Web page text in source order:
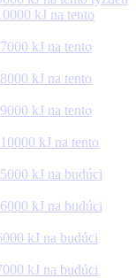
kJ na tento
kJ na tento
kJ na tento
kJ na tento
kJ na tento
kJ na budúci
kJ na budúci
kJ na budúci
kJ na budúci